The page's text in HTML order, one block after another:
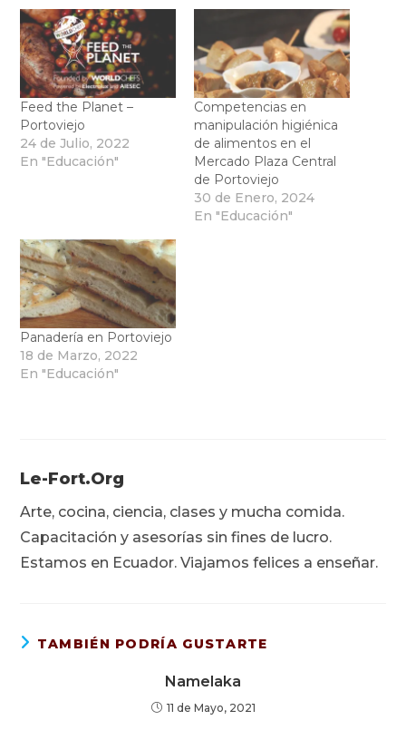
Feed the Planet –
Portoviejo
24 de Julio, 2022
En "Educación"
Competencias en
manipulación higiénica
de alimentos en el
Mercado Plaza Central
de Portoviejo
30 de Enero, 2024
En "Educación"
Panadería en Portoviejo
18 de Marzo, 2022
En "Educación"
Le-Fort.org
Arte, cocina, ciencia, clases y mucha comida.
Capacitación y asesorías sin fines de lucro.
Estamos en Ecuador. Viajamos felices a enseñar.
TAMBIÉN PODRÍA GUSTARTE
Namelaka
11 de Mayo, 2021